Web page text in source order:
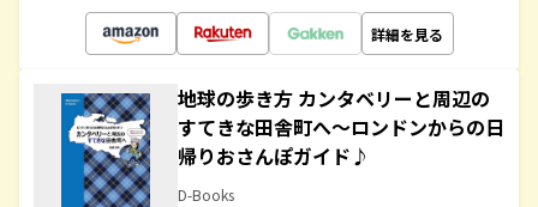
詳細を見る
地球の歩き方 カンタベリーと周辺の
すてきな田舎町へ～ロンドンからの日
帰りおさんぽガイド♪
D-Books